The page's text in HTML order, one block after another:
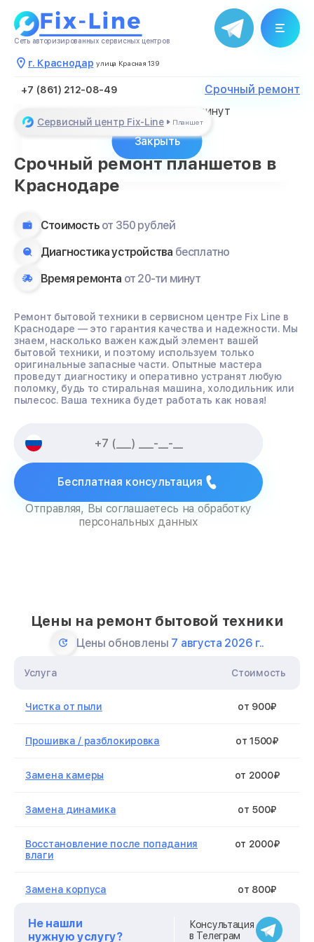
Сеть авторизированных сервисных центров
г. Краснодар улица Красная 139
+7 (861) 212-08-49 Срочный ремонт
Сервисный центр Fix-Line Планшет
Срочный ремонт планшетов в
Краснодаре
Стоимость от 350 рублей
Диагностика устройства бесплатно
Время ремонта от 20-ти минут
Ремонт бытовой техники в сервисном центре Fix Line в
Краснодаре — это гарантия качества и надежности. Мы
знаем, насколько важен каждый элемент вашей
бытовой техники, и поэтому используем только
оригинальные запасные части. Опытные мастера
проведут диагностику и оперативно устранят любую
поломку, будь то стиральная машина, холодильник или
пылесос. Ваша техника будет работать как новая!
Бесплатная консультация
Отправляя, Вы соглашаетесь на обработку
персональных данных
Цены на ремонт бытовой техники
Цены обновлены 7 августа 2026 г..
Услуга Стоимость
Чистка от пыли от 900₽
Прошивка / разблокировка от 1500₽
Замена камеры от 2000₽
Замена динамика от 500₽
Восстановление после попадания
влаги
от 2000₽
Замена корпуса от 800₽
Ремонт материнской платы от 2500₽
Не нашли
нужную услугу?
Консультация
в Телеграм
Благодарим за обращение
Менеджер свяжется с Вами в
течение нескольких минут
Закрыть